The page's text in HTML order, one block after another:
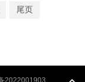
尾页
2022001903